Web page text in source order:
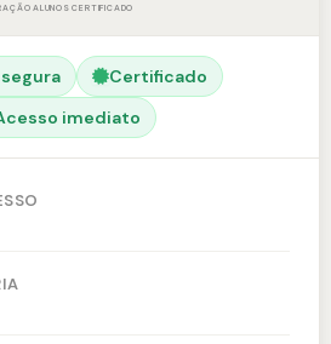
ALUNOS CERTIFICADO
Certificado
imediato